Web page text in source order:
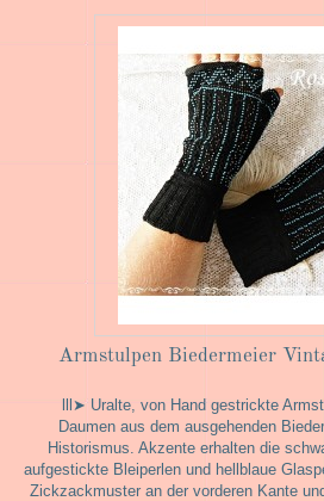
Armstulpen Biedermeier
lll➤ Uralte, von Hand gestrickte
Daumen aus dem ausgehenden
Historismus. Akzente erhalten die
aufgestickte Bleiperlen und hellblaue
Zickzackmuster an der vorderen Kante